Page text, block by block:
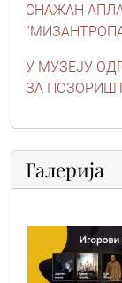
СНАЖАН
У МУЗЕЈУ
ЗА
Галерија
fb-